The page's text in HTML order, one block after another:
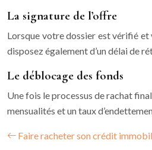
La signature de l’offre
Lorsque votre dossier est vérifié et
disposez également d’un délai de
Le déblocage des fonds
Une fois le processus de rachat
mensualités et un taux
Faire racheter son crédit